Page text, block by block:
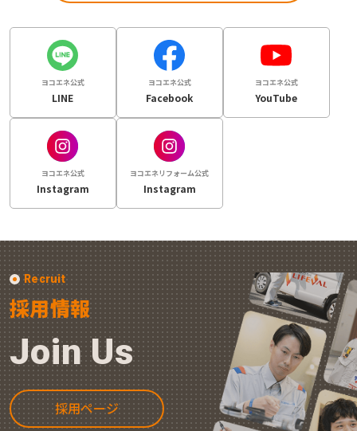
ヨコエネ公式
LINE
ヨコエネ公式
Facebook
ヨコエネ公式
YouTube
ヨコエネ公式
Instagram
ヨコエネリフォーム公式
Instagram
Recruit
採用情報
Join Us
採用ページ